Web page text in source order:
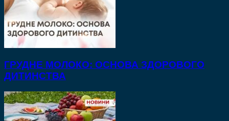
ГРУДНЕ МОЛОКО: ОСНОВА ЗДОРОВОГО
ДИТИНСТВА